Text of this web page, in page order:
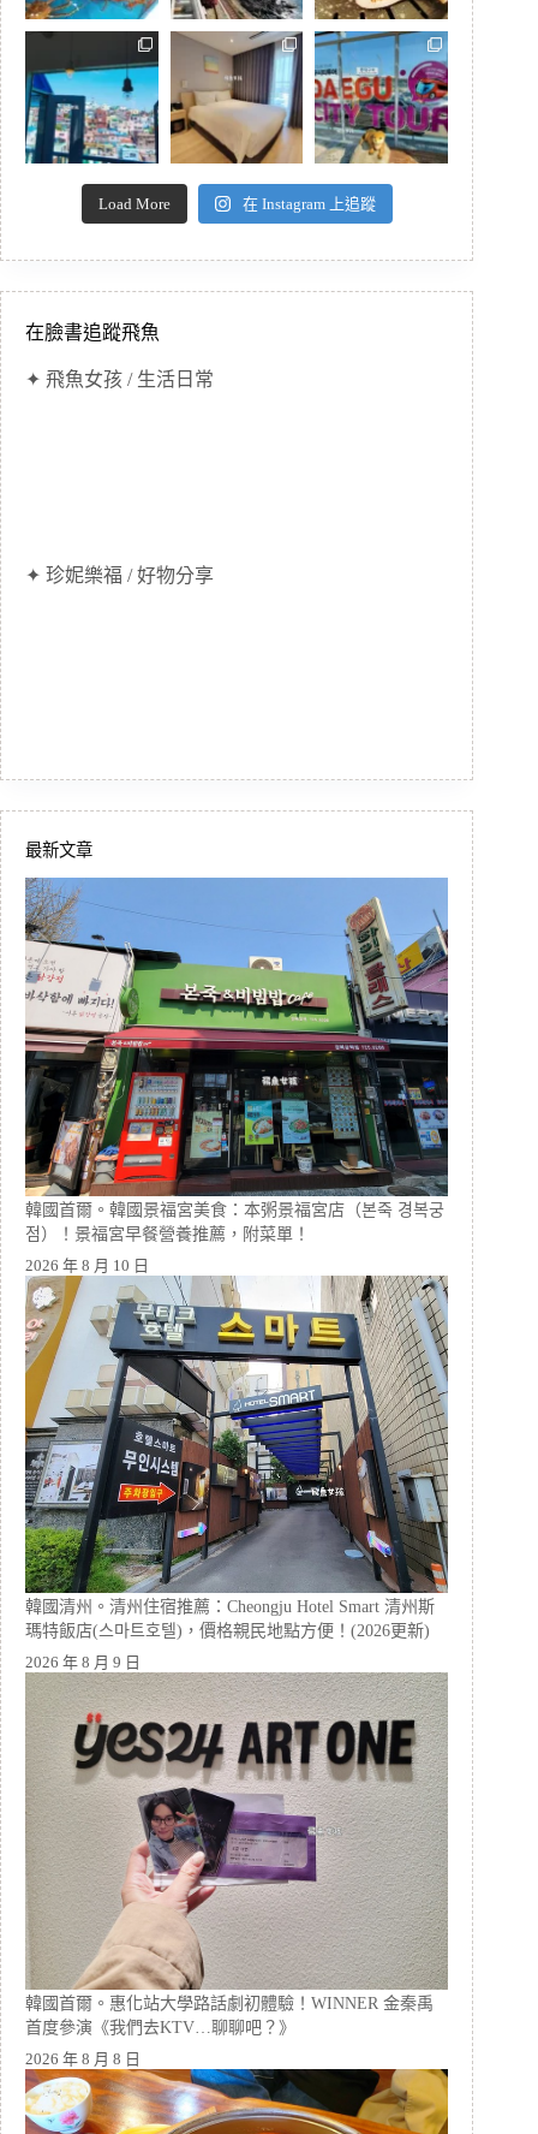
Load More 在 Instagram 上追蹤
在臉書追蹤飛魚
✦ 飛魚女孩 / 生活日常
✦ 珍妮樂福 / 好物分享
最新文章
韓國首爾。韓國景福宮美食：本粥景福宮店（본죽 경복궁
점）！景福宮早餐營養推薦，附菜單！
2026 年 8 月 10 日
韓國清州。清州住宿推薦：Cheongju Hotel Smart 清州斯
瑪特飯店(스마트호텔)，價格親民地點方便！(2026更新)
2026 年 8 月 9 日
韓國首爾。惠化站大學路話劇初體驗！WINNER 金秦禹
首度參演《我們去KTV…聊聊吧？》
2026 年 8 月 8 日